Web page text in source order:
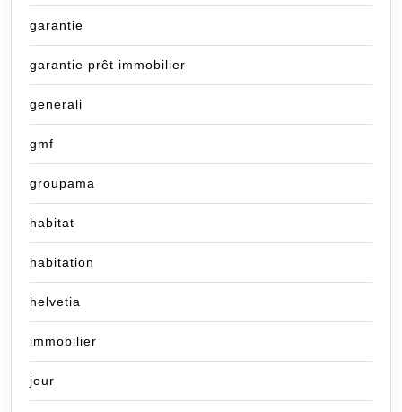
garantie
garantie prêt immobilier
generali
gmf
groupama
habitat
habitation
helvetia
immobilier
jour